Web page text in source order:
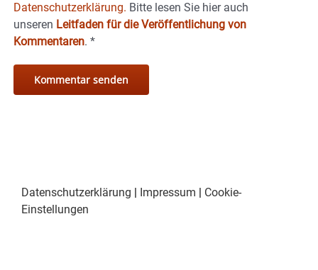
Datenschutzerklärung. Bitte lesen Sie hier auch
unseren Leitfaden für die Veröffentlichung von
Kommentaren. *
Datenschutzerklärung Impressum
Cookie-
Einstellungen